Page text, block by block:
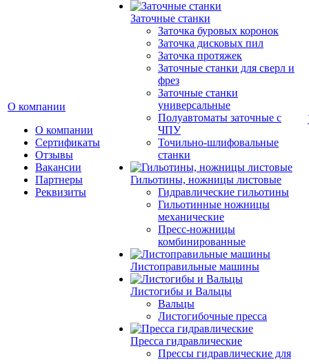
О компании
О компании
Сертификаты
Отзывы
Вакансии
Партнеры
Реквизиты
Заточные станки
Заточка буровых коронок
Заточка дисковых пил
Заточка протяжек
Заточные станки для сверл и
фрез
Заточные станки
универсальные
Полуавтоматы заточные с
ЧПУ
Точильно-шлифовальные
станки
Гильотины, ножницы листовые
Гидравлические гильотины
Гильотинные ножницы
механические
Пресс-ножницы
комбинированные
Листоправильные машины
Листогибы и Вальцы
Вальцы
Листогибочные пресса
Пресса гидравлические
Прессы гидравлические для